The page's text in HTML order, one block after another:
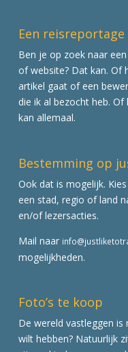
Een reisreportage
Ben je op zoek naar
of website? Dat kan. Of
artikel gaat of een
die ik al bezocht heb.
kan allemaal.
Bestemming op
Ook dat is mogelijk.
een stad, regio of land
en/of lezersacties.
Mail naar
mogelijkheden.
Foto’s te koop
De wereld vastleggen
wilt hebben? Natuurlijk